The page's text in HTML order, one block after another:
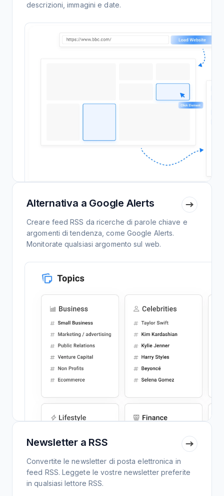
descrizioni, immagini e date.
Alternativa a Google Alerts
Creare feed RSS da ricerche di parole chiave e
argomenti di tendenza, come Google Alerts.
Monitorate qualsiasi argomento sul web.
Newsletter a RSS
Convertite le newsletter di posta elettronica in
feed RSS. Leggete le vostre newsletter preferite
in qualsiasi lettore RSS.